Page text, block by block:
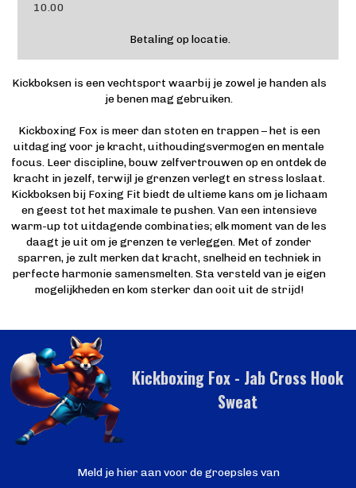
10.00
Betaling op locatie.
Kickboksen is een vechtsport waarbij je zowel je handen als
je benen mag gebruiken.
Kickboxing Fox is meer dan stoten en trappen – het is een
uitdaging voor je kracht, uithoudingsvermogen en mentale
focus. Leer discipline, bouw zelfvertrouwen op en ontdek de
kracht in jezelf, terwijl je grenzen verlegt en stress loslaat.
Kickboksen bij Foxing Fit biedt de ultieme kans om je lichaam
en geest tot het maximale te pushen. Van een intensieve
warm-up tot uitdagende combinaties; elk moment van de les
daagt je uit om je grenzen te verleggen. Met of zonder
sparren, je zult merken dat kracht, snelheid en techniek in
perfecte harmonie samensmelten. Sta versteld van je eigen
mogelijkheden en kom sterker dan ooit uit de strijd!
Kickboxing Fox - Jab Cross Hook
Sweat
Meld je hier aan voor de groepsles van